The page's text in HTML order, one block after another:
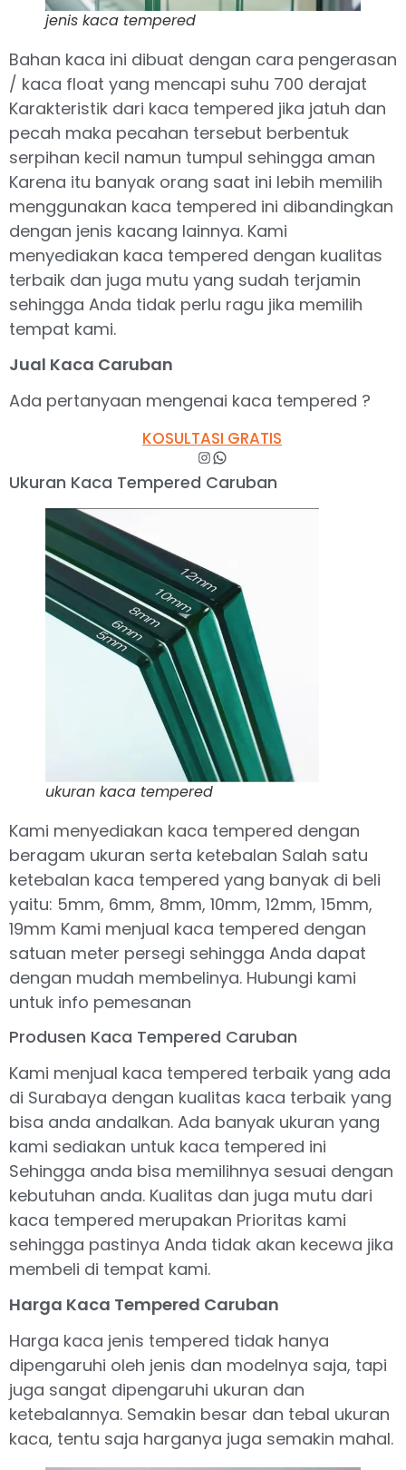
jenis kaca tempered
Bahan kaca ini dibuat dengan cara pengerasan
/ kaca float yang mencapi suhu 700 derajat
Karakteristik dari kaca tempered jika jatuh dan
pecah maka pecahan tersebut berbentuk
serpihan kecil namun tumpul sehingga aman
Karena itu banyak orang saat ini lebih memilih
menggunakan kaca tempered ini dibandingkan
dengan jenis kacang lainnya. Kami
menyediakan kaca tempered dengan kualitas
terbaik dan juga mutu yang sudah terjamin
sehingga Anda tidak perlu ragu jika memilih
tempat kami.
Jual Kaca Caruban
Ada pertanyaan mengenai kaca tempered ?
KOSULTASI GRATIS
Ukuran Kaca Tempered Caruban
ukuran kaca tempered
Kami menyediakan kaca tempered dengan
beragam ukuran serta ketebalan Salah satu
ketebalan kaca tempered yang banyak di beli
yaitu: 5mm, 6mm, 8mm, 10mm, 12mm, 15mm,
19mm Kami menjual kaca tempered dengan
satuan meter persegi sehingga Anda dapat
dengan mudah membelinya. Hubungi kami
untuk info pemesanan
Produsen Kaca Tempered Caruban
Kami menjual kaca tempered terbaik yang ada
di Surabaya dengan kualitas kaca terbaik yang
bisa anda andalkan. Ada banyak ukuran yang
kami sediakan untuk kaca tempered ini
Sehingga anda bisa memilihnya sesuai dengan
kebutuhan anda. Kualitas dan juga mutu dari
kaca tempered merupakan Prioritas kami
sehingga pastinya Anda tidak akan kecewa jika
membeli di tempat kami.
Harga Kaca Tempered Caruban
Harga kaca jenis tempered tidak hanya
dipengaruhi oleh jenis dan modelnya saja, tapi
juga sangat dipengaruhi ukuran dan
ketebalannya. Semakin besar dan tebal ukuran
kaca, tentu saja harganya juga semakin mahal.